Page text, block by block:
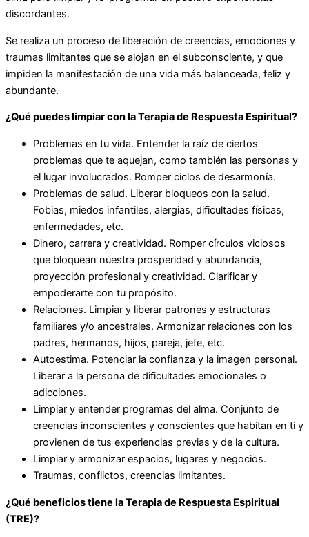
discordantes.
Se realiza un proceso de liberación de creencias, emociones y
traumas limitantes que se alojan en el subconsciente, y que
impiden la manifestación de una vida más balanceada, feliz y
abundante.
¿Qué puedes limpiar con la Terapia de Respuesta Espiritual?
Problemas en tu vida. Entender la raíz de ciertos
problemas que te aquejan, como también las personas y
el lugar involucrados. Romper ciclos de desarmonía.
Problemas de salud. Liberar bloqueos con la salud.
Fobias, miedos infantiles, alergias, dificultades físicas,
enfermedades, etc.
Dinero, carrera y creatividad. Romper círculos viciosos
que bloquean nuestra prosperidad y abundancia,
proyección profesional y creatividad. Clarificar y
empoderarte con tu propósito.
Relaciones. Limpiar y liberar patrones y estructuras
familiares y/o ancestrales. Armonizar relaciones con los
padres, hermanos, hijos, pareja, jefe, etc.
Autoestima. Potenciar la confianza y la imagen personal.
Liberar a la persona de dificultades emocionales o
adicciones.
Limpiar y entender programas del alma. Conjunto de
creencias inconscientes y conscientes que habitan en ti y
provienen de tus experiencias previas y de la cultura.
Limpiar y armonizar espacios, lugares y negocios.
Traumas, conflictos, creencias limitantes.
¿Qué beneficios tiene la Terapia de Respuesta Espiritual
(TRE)?